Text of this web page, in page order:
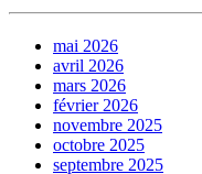
mai 2026
avril 2026
mars 2026
février 2026
novembre 2025
octobre 2025
septembre 2025